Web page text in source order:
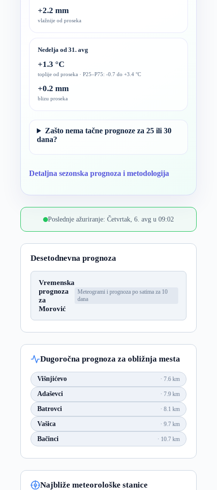
+2.2 mm
vlažnije od proseka
Nedelja od 31. avg
+1.3 °C
toplije od proseka · P25–P75: -0.7 do +3.4 °C
+0.2 mm
blizu proseka
Zašto nema tačne prognoze za 25 ili 30
dana?
Detaljna sezonska prognoza i metodologija
Poslednje ažuriranje: Četvrtak, 6. avg u 09:02
Desetodnevna prognoza
Vremenska
prognoza
za
Morović
Meteogrami i prognoza po satima za 10
dana
Dugoročna prognoza za obližnja mesta
Višnjićevo 7.6 km
Adaševci 7.9 km
Batrovci 8.1 km
Vašica 9.7 km
Bačinci 10.7 km
Najbliže meteorološke stanice